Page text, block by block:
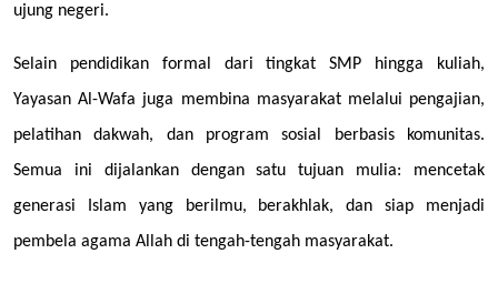
ujung negeri.
Selain pendidikan formal dari tingkat SMP hingga kuliah,
Yayasan Al-Wafa juga membina masyarakat melalui pengajian,
pelatihan dakwah, dan program sosial berbasis komunitas.
Semua ini dijalankan dengan satu tujuan mulia: mencetak
generasi Islam yang berilmu, berakhlak, dan siap menjadi
pembela agama Allah di tengah-tengah masyarakat.